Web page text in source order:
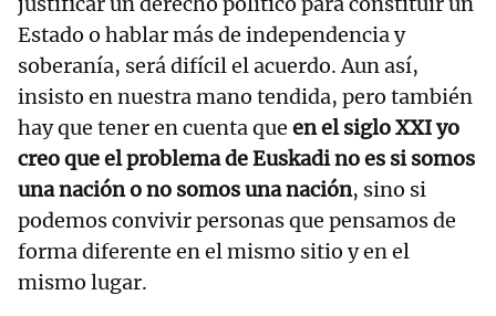
Estado o hablar más de independencia y
soberanía, será difícil el acuerdo. Aun así,
insisto en nuestra mano tendida, pero también
hay que tener en cuenta que en el siglo XXI yo
creo que el problema de Euskadi no es si somos
una nación o no somos una nación, sino si
podemos convivir personas que pensamos de
forma diferente en el mismo sitio y en el
mismo lugar.